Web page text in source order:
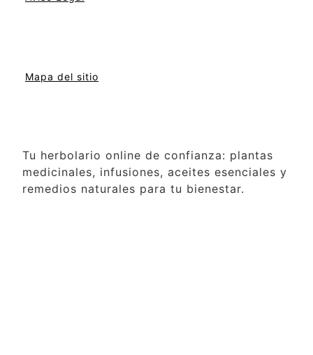
Mapa del sitio
Tu herbolario online de confianza: plantas
medicinales, infusiones, aceites esenciales y
remedios naturales para tu bienestar.